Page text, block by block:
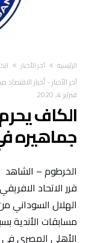
‫الرئيسية‬ آخر الأخبار
آخر الأخبار-أخبار الاقتصاد
فبراير 4, 2020
الكاف
جماهيره
الخرطوم – الشاهد
قرر الاتحاد
الهلال السوداني
مسابقات الأندية
الأهلي المصري